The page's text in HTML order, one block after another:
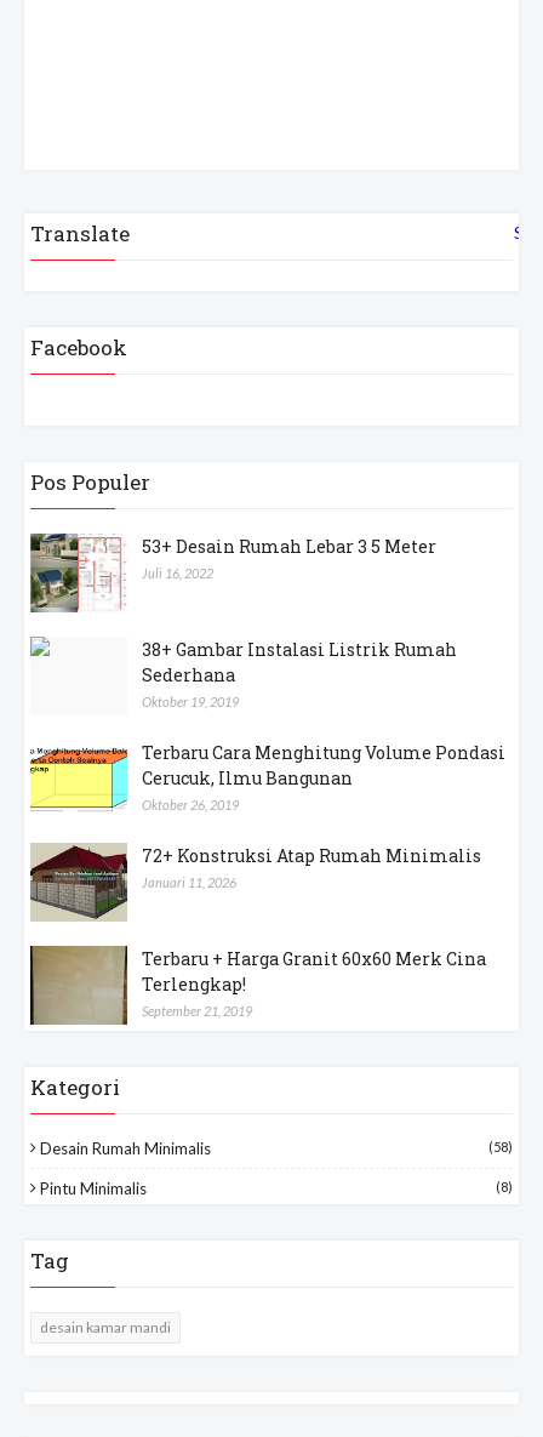
Translate
Facebook
Pos Populer
53+ Desain Rumah Lebar 3 5 Meter
Juli 16, 2022
38+ Gambar Instalasi Listrik Rumah
Sederhana
Oktober 19, 2019
Terbaru Cara Menghitung Volume Pondasi
Cerucuk, Ilmu Bangunan
Oktober 26, 2019
72+ Konstruksi Atap Rumah Minimalis
Januari 11, 2026
Terbaru + Harga Granit 60x60 Merk Cina
Terlengkap!
September 21, 2019
Kategori
Desain Rumah Minimalis (58)
Pintu Minimalis (8)
Tag
desain kamar mandi